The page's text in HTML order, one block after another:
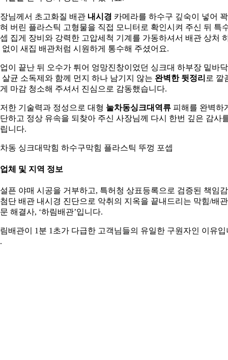
님께서 초고화질 배관 내시경 카메라를 하수구 깊숙이 넣어 꽉
버린 플라스틱 고형물을 직접 모니터로 확인시켜 주신 뒤 특
집게 장비와 강력한 고압세척 기계를 가동하셔서 배관 상처
없이 새집 배관처럼 시원하게 통수해 주셨어요.
이 끝난 뒤 오수가 튀어 엉망진창이었던 싱크대 하부장 밑바
살균 소독제와 함께 먼지 하나 남기지 않는 완벽한 뒷정리 로 깔
마감 청소해 주셔서 진심으로 감동했습니다.
한 기술력과 정성으로 대형 눌차동싱크대역류피해를 완벽하
하고 정상 유속을 되찾아 주신 사장님께 다시 한번 깊은 감사
니다.
동 싱크대막힘 하수구막힘 플라스틱 뚜껑 포셉
체 및 지역 정보
픈 야매 시공을 거부하고, 특허청 상표등록으로 검증된 책임
단 배관 내시경 진단으로 악취의 지옥을 끝내드리는 막힘/배관
해결사, ‘하림배관’입니다.
배관이 1분 1초가 다급한 고객님들의 유일한 구원자인 이유입